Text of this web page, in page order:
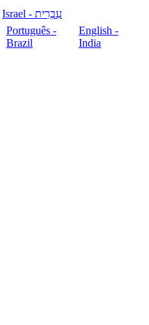
עִבְרִית - Israel
Português -
Brazil
English -
India